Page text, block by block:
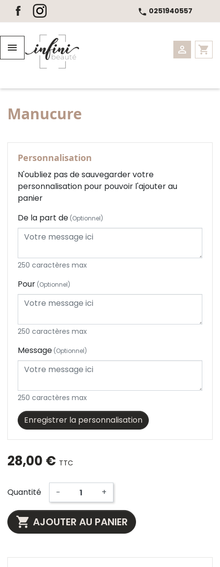
call 0251940557
  shopping_cart
Manucure
Personnalisation
N'oubliez pas de sauvegarder votre
personnalisation pour pouvoir l'ajouter au
panier
De la part de (Optionnel)
250 caractères max
Pour (Optionnel)
250 caractères max
Message (Optionnel)
250 caractères max
Enregistrer la personnalisation
28,00 € TTC
Quantité − +
 AJOUTER AU PANIER
Les soins du corps
Nos massages bien-être
Les soins du visage
Cabine Duo, Hammam et SPA
Maquillage, Cils et Regard
Epilations
Beauté mains et pieds
Onglerie
Bronzage
Epilation définitive
Homme
Panneau de gestion des cookies